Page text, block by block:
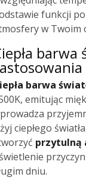
funkcji
w Twoim
barwa
emitując
ciepłego
przytulną
dniu.